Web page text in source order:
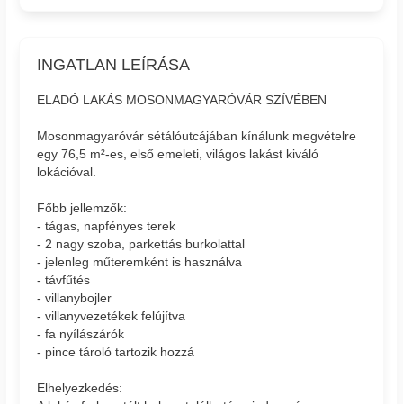
INGATLAN LEÍRÁSA
ELADÓ LAKÁS MOSONMAGYARÓVÁR SZÍVÉBEN
Mosonmagyaróvár sétálóutcájában kínálunk megvételre
egy 76,5 m²-es, első emeleti, világos lakást kiváló
lokációval.
Főbb jellemzők:
- tágas, napfényes terek
- 2 nagy szoba, parkettás burkolattal
- jelenleg műteremként is használva
- távfűtés
- villanybojler
- villanyvezetékek felújítva
- fa nyílászárók
- pince tároló tartozik hozzá
Elhelyezkedés: